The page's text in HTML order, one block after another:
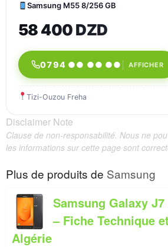
Samsung M55 8/256 GB
58 400 DZD
0794 ●● ●● ●● AFFICHER
Tizi-Ouzou Freha
Disclaimer Note
Clause de non-responsabilité. Nous ne
les informations sur cette page sont
Plus de produits de Samsung
Samsung Galaxy
– Fiche Technique
Algérie